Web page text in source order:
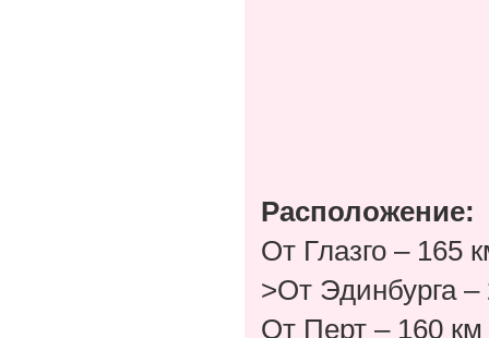
Расположение:
От Глазго – 165
>От Эдинбурга
От Перт – 160